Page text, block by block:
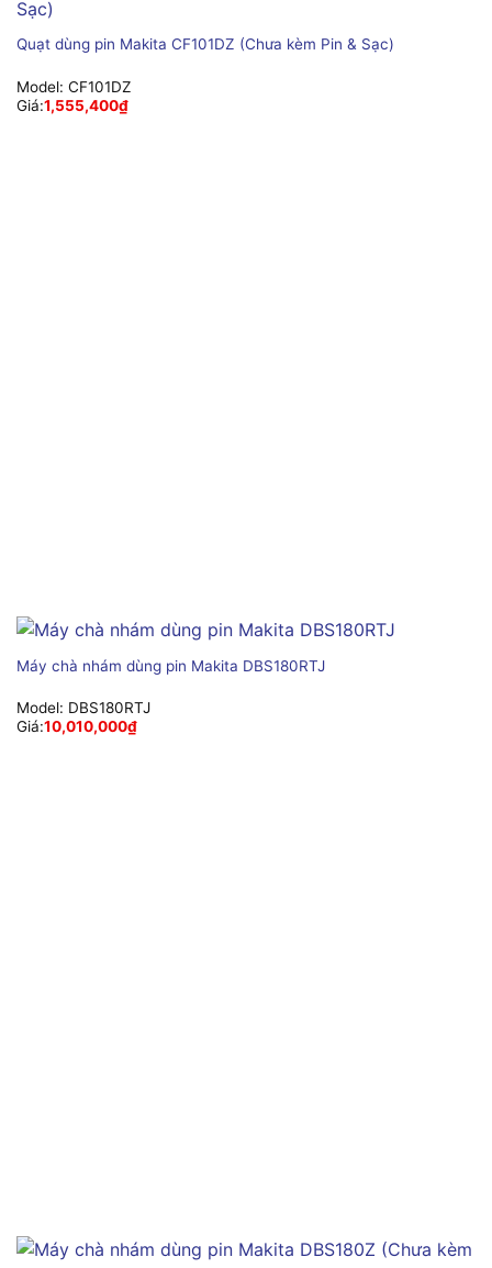
Quạt dùng pin Makita CF101DZ (Chưa kèm Pin & Sạc)
Model: CF101DZ
Giá:1,555,400₫
Máy chà nhám dùng pin Makita DBS180RTJ
Model: DBS180RTJ
Giá:10,010,000₫